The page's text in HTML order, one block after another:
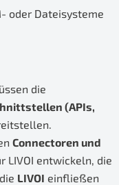
oder Dateisysteme
die
(APIs,
Connectoren und
LIVOI entwickeln, die
LIVOI einfließen